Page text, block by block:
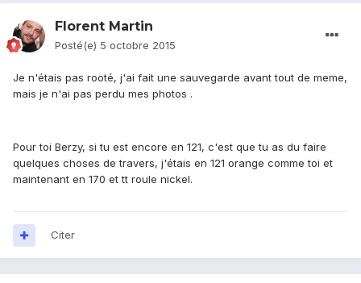
Florent Martin
Posté(e) 5 octobre 2015
Je n'étais pas rooté, j'ai fait une sauvegarde avant tout de meme,
mais je n'ai pas perdu mes photos .
Pour toi Berzy, si tu est encore en 121, c'est que tu as du faire
quelques choses de travers, j'étais en 121 orange comme toi et
maintenant en 170 et tt roule nickel.
Citer